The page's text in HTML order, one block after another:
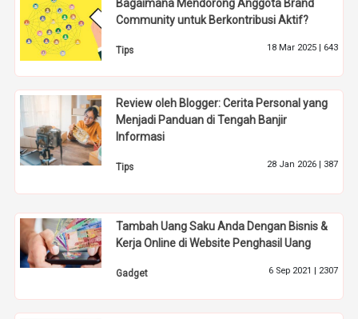
Bagaimana Mendorong Anggota Brand
Community untuk Berkontribusi Aktif?
Tips 18 Mar 2025 | 643
Review oleh Blogger: Cerita Personal yang
Menjadi Panduan di Tengah Banjir
Informasi
Tips 28 Jan 2026 | 387
Tambah Uang Saku Anda Dengan Bisnis &
Kerja Online di Website Penghasil Uang
Gadget 6 Sep 2021 | 2307